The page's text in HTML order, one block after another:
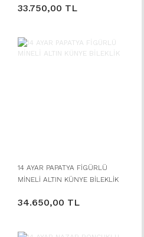
33.750,00 TL
14 AYAR PAPATYA FİGÜRLÜ
MİNELİ ALTIN KÜNYE BİLEKLİK
34.650,00 TL